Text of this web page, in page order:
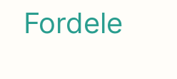
Fordele